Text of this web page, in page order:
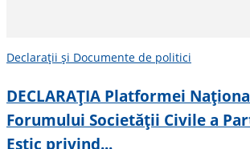
Declarații și Documente de politici
DECLARAȚIA Platformei
Forumului Societății Civile a
Estic privind...